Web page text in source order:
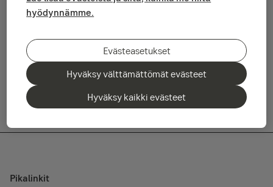
indikaatiot rahapolitiikan kiristämisestä nostivat korkotasoa,
mikä painoi korko- ja osakesijoituksia. Lisäksi öljyn
rajasivat markkinoiden riskinottohalukkuutta.
Lue heinäkuun katsaus tästä
Pikalinkit
hyödynnämme.
Evästeasetukset
Hyväksy välttämättömät evästeet
Hyväksy kaikki evästeet